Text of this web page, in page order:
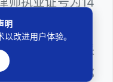
师现（或曾）
、深圳市政府采
圳市某区政府部
明
改进用户体验。